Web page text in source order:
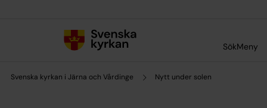
SökMeny
Svenska kyrkan i Järna och Vårdinge Nytt under solen